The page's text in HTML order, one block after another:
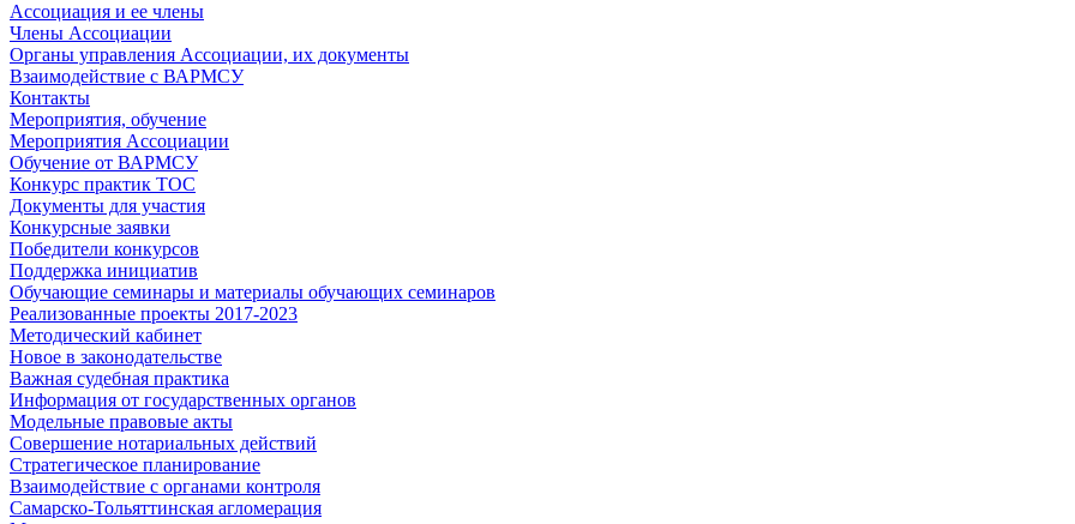
Ассоциация и ее члены
Члены Ассоциации
Органы управления Ассоциации, их документы
Взаимодействие c ВАРМСУ
Контакты
Мероприятия, обучение
Мероприятия Ассоциации
Обучение от ВАРМСУ
Конкурс практик ТОС
Документы для участия
Конкурсные заявки
Победители конкурсов
Поддержка инициатив
Обучающие семинары и материалы обучающих семинаров
Реализованные проекты 2017-2023
Методический кабинет
Новое в законодательстве
Важная судебная практика
Информация от государственных органов
Модельные правовые акты
Совершение нотариальных действий
Стратегическое планирование
Взаимодействие с органами контроля
Самарско-Тольяттинская агломерация